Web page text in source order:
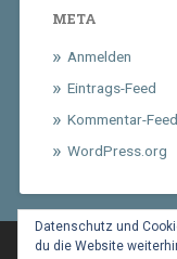
META
Anmelden
Eintrags-Feed
Kommentar-Feed
WordPress.org
Datenschutz und
du die Website